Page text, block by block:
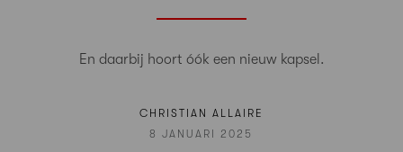
En daarbij hoort óók een nieuw kapsel.
CHRISTIAN ALLAIRE
8 JANUARI 2025